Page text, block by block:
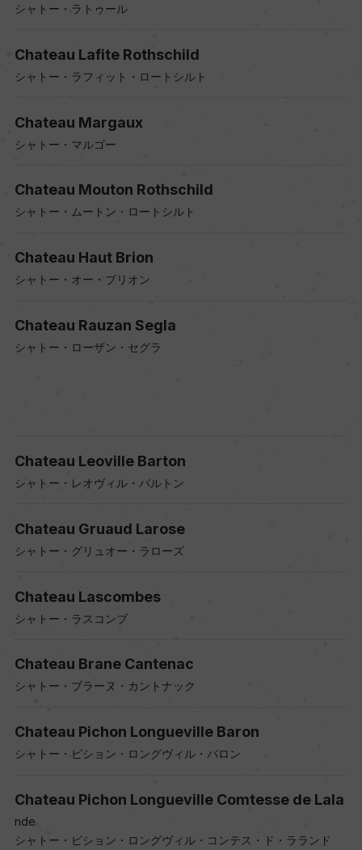
シャトー・ラトゥール
Chateau Lafite Rothschild
シャトー・ラフィット・ロートシルト
Chateau Margaux
シャトー・マルゴー
Chateau Mouton Rothschild
シャトー・ムートン・ロートシルト
Chateau Haut Brion
シャトー・オー・ブリオン
Chateau Rauzan Segla
シャトー・ローザン・セグラ
Chateau Leoville Barton
シャトー・レオヴィル・バルトン
Chateau Gruaud Larose
シャトー・グリュオー・ラローズ
Chateau Lascombes
シャトー・ラスコンブ
Chateau Brane Cantenac
シャトー・ブラーヌ・カントナック
Chateau Pichon Longueville Baron
シャトー・ピション・ロングヴィル・バロン
Chateau Pichon Longueville Comtesse de Lala
nde
シャトー・ピション・ロングヴィル・コンテス・ド・ラランド